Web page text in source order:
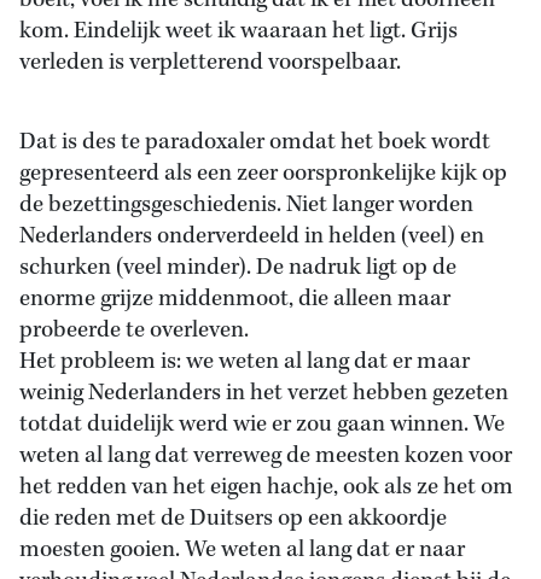
kom. Eindelijk weet ik waaraan het ligt. Grijs
verleden is verpletterend voorspelbaar.
Dat is des te paradoxaler omdat het boek wordt
gepresenteerd als een zeer oorspronkelijke kijk op
de bezettingsgeschiedenis. Niet langer worden
Nederlanders onderverdeeld in helden (veel) en
schurken (veel minder). De nadruk ligt op de
enorme grijze middenmoot, die alleen maar
probeerde te overleven.
Het probleem is: we weten al lang dat er maar
weinig Nederlanders in het verzet hebben gezeten
totdat duidelijk werd wie er zou gaan winnen. We
weten al lang dat verreweg de meesten kozen voor
het redden van het eigen hachje, ook als ze het om
die reden met de Duitsers op een akkoordje
moesten gooien. We weten al lang dat er naar